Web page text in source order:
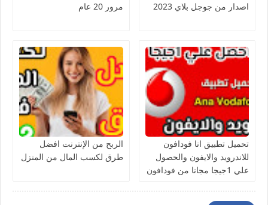
اصدار من جوجل بلاي 2023
مرور 20 عام
تحميل تطبيق انا فودافون
للاندرويد والايفون والحصول
علي 1جيجا مجانا من فودافون
الربح من الإنترنت افضل
طرق لكسب المال من المنزل